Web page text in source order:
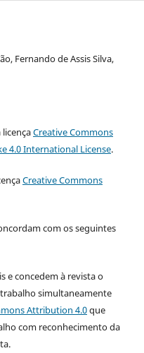
Fernando de Assis Silva,
Creative Commons
4.0 International License.
Creative Commons
com os seguintes
e concedem à revista o
simultaneamente
Attribution 4.0que
com reconhecimento da